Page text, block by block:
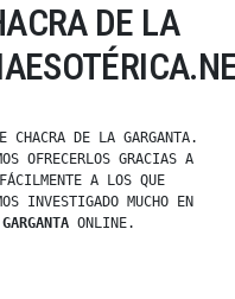
DE LA
CHACRA DE LA GARGANTA.
OFRECERLOS GRACIAS A
A LOS QUE
INVESTIGADO MUCHO EN
ONLINE.